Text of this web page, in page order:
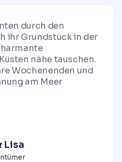
durch den
ihr Grundstück in der
nähe tauschen.
Wochenenden und
am Meer
Lisa